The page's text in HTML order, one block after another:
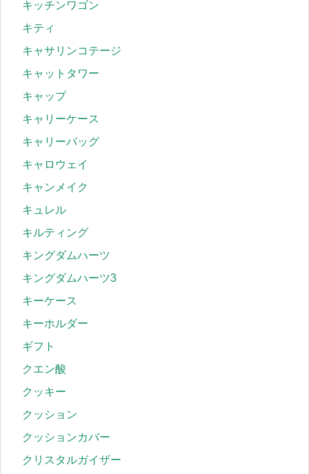
キッチンワゴン
キティ
キャサリンコテージ
キャットタワー
キャップ
キャリーケース
キャリーバッグ
キャロウェイ
キャンメイク
キュレル
キルティング
キングダムハーツ
キングダムハーツ3
キーケース
キーホルダー
ギフト
クエン酸
クッキー
クッション
クッションカバー
クリスタルガイザー